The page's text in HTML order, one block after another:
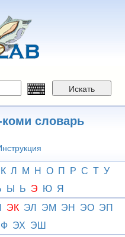
Искать
словарь
К Л М Н О П Р С Т У
Ы Ь Э Ю Я
ЭК ЭЛ ЭМ ЭН ЭО ЭП
ЭХ ЭШ